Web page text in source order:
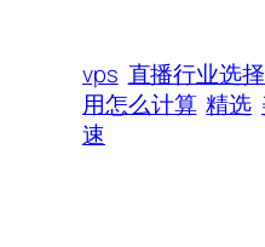
vps 直播行业选
用怎么计算 精选
速